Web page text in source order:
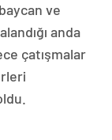
ve
anda
çatışmalar